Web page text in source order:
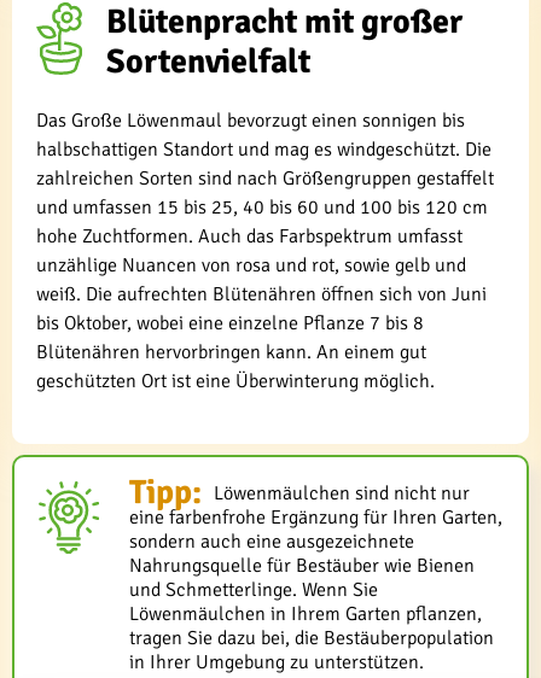
Blütenpracht mit großer
Sortenvielfalt
Das Große Löwenmaul bevorzugt einen sonnigen bis
halbschattigen Standort und mag es windgeschützt. Die
zahlreichen Sorten sind nach Größengruppen gestaffelt
und umfassen 15 bis 25, 40 bis 60 und 100 bis 120 cm
hohe Zuchtformen. Auch das Farbspektrum umfasst
unzählige Nuancen von rosa und rot, sowie gelb und
weiß. Die aufrechten Blütenähren öffnen sich von Juni
bis Oktober, wobei eine einzelne Pflanze 7 bis 8
Blütenähren hervorbringen kann. An einem gut
geschützten Ort ist eine Überwinterung möglich.
Tipp: Löwenmäulchen sind nicht nur
eine farbenfrohe Ergänzung für Ihren Garten,
sondern auch eine ausgezeichnete
Nahrungsquelle für Bestäuber wie Bienen
und Schmetterlinge. Wenn Sie
Löwenmäulchen in Ihrem Garten pflanzen,
tragen Sie dazu bei, die Bestäuberpopulation
in Ihrer Umgebung zu unterstützen.